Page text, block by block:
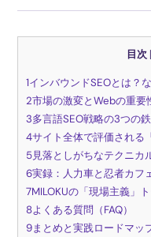
目次
1インバウンドSEOとは？
2市場の激変とWebの重要
3多言語SEO戦略の3つの
4サイト全体で評価される
5見落としがちなテクニカ
6実録：人力車と忍者カフ
7MILOKUの「現場主義」
8よくある質問（FAQ）
9まとめと実践ロードマッ